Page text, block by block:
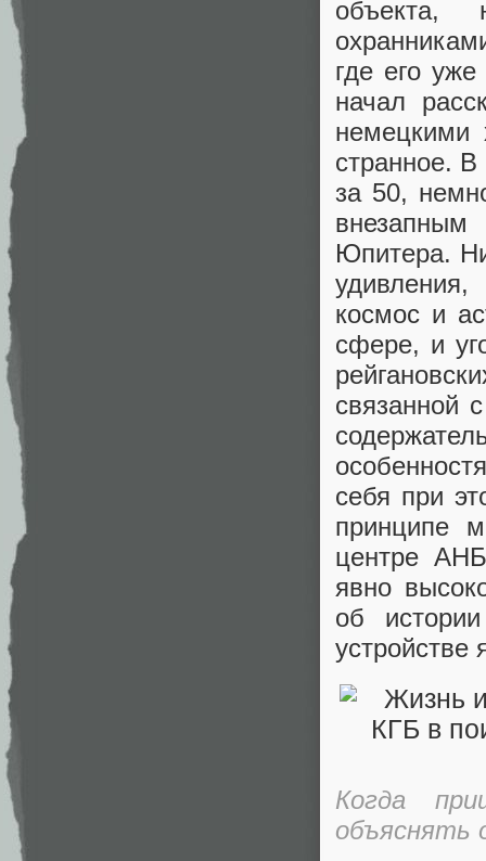
объекта,
где его
начал
немецкими
странное.
за 50,
Юпитера.
космос и
сфере, и
связанной
себя при
принципе
центре
явно
об
устройстве
Когда
объяснять